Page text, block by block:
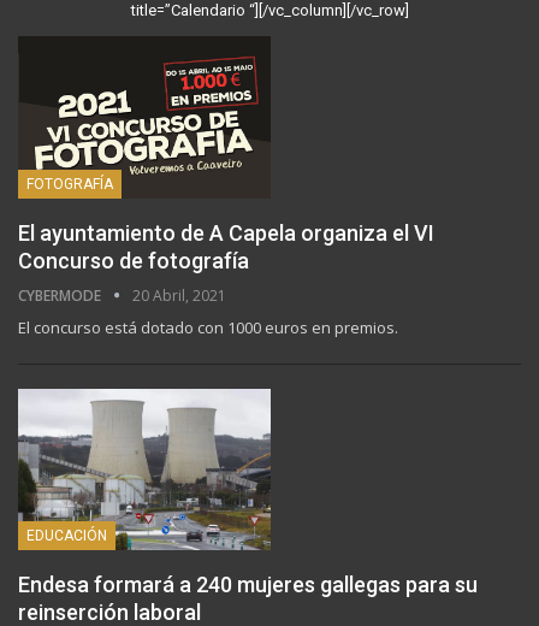
title=”Calendario “][/vc_column][/vc_row]
FOTOGRAFÍA
El ayuntamiento de A Capela organiza el VI
Concurso de fotografía
CYBERMODE 20 Abril, 2021
El concurso está dotado con 1000 euros en premios.
EDUCACIÓN
Endesa formará a 240 mujeres gallegas para su
reinserción laboral